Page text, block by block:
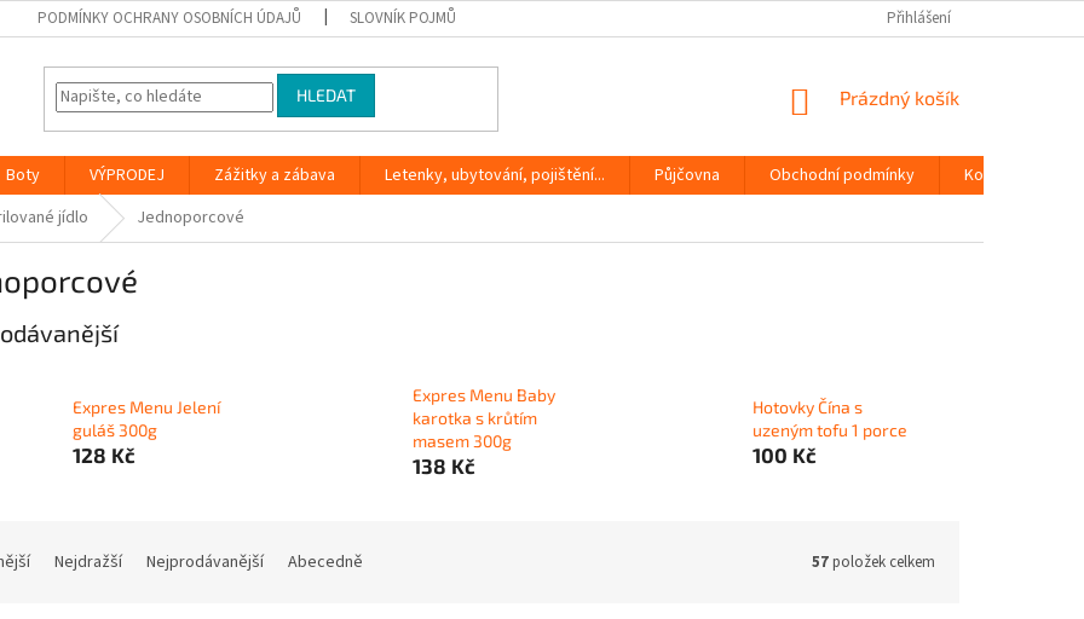
PODMÍNKY OCHRANY OSOBNÍCH ÚDAJŮ SLOVNÍK POJMŮ Přihlášení
HLEDAT
NÁKUPNÍ
Prázdný košík
Boty VÝPRODEJ Zážitky a zábava Letenky, ubytování, pojištění... Půjčovna Obchodní podmínky
Kontakty
jídlo
Jednoporcové
Expres Menu Jelení
guláš 300g
128 Kč
Expres Menu Baby
karotka s krůtím
masem 300g
138 Kč
Hotovky Čína s
uzeným tofu 1 porce
100 Kč
Nejdražší Nejprodávanější Abecedně 57položek celkem